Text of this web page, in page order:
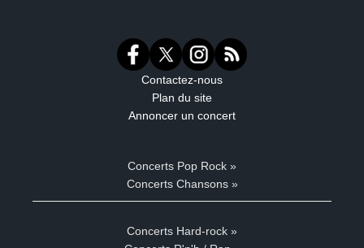
Contactez-nous
Plan du site
Annoncer un concert
Concerts Pop Rock »
Concerts Chansons »
Concerts Hard-rock »